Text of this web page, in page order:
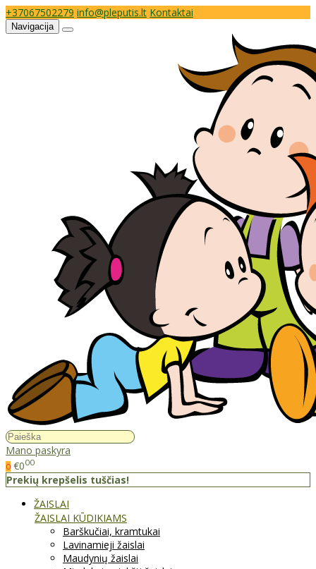
+37067502279 info@pleputis.lt Kontaktai
Navigacija
Mano paskyra
0 €000
Prekių krepšelis tuščias!
ŽAISLAI
ŽAISLAI KŪDIKIAMS
Barškučiai, kramtukai
Lavinamieji žaislai
Maudynių žaislai